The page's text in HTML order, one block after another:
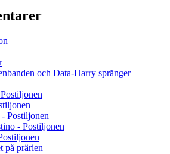
och Data-Harry spränger
Postiljonen
- Postiljonen
på prärien